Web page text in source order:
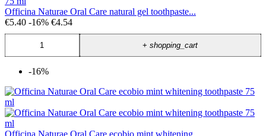
Officina Naturae Oral Care natural gel toothpaste...
€5.40 -16% €4.54
+shopping_cart
-16%